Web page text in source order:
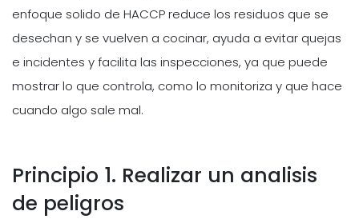
enfoque solido de HACCP reduce los residuos que se
desechan y se vuelven a cocinar, ayuda a evitar quejas
e incidentes y facilita las inspecciones, ya que puede
mostrar lo que controla, como lo monitoriza y que hace
cuando algo sale mal.
Principio 1. Realizar un analisis
de peligros